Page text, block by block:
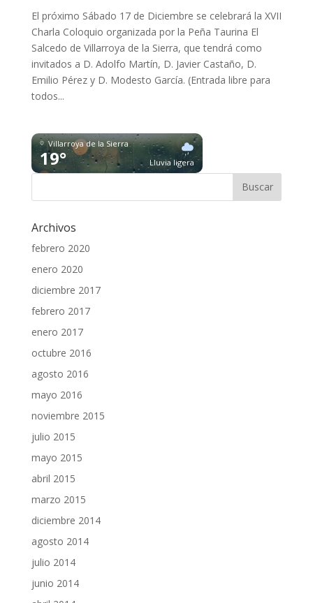
El próximo Sábado 17 de Diciembre se celebrará la XVII
Charla Coloquio organizada por la Peña Taurina El
Salcedo de Villarroya de la Sierra, que tendrá como
invitados a D. Adolfo Martín, D. Javier Castaño, D.
Emilio Pérez y D. Modesto García. (Entrada libre para
todos...
Villarroya de la Sierra
19° Lluvia ligera
Archivos
febrero 2020
enero 2020
diciembre 2017
febrero 2017
enero 2017
octubre 2016
agosto 2016
mayo 2016
noviembre 2015
julio 2015
mayo 2015
abril 2015
marzo 2015
diciembre 2014
agosto 2014
julio 2014
junio 2014